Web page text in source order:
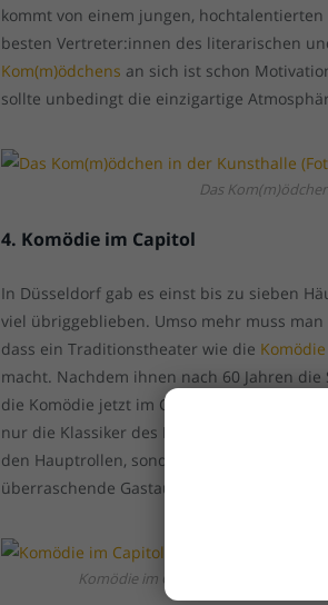
kommt von einem jungen,
besten Vertreter:innen des literarischen
Kom(m)ödchens an sich ist schon
sollte unbedingt die einzigartige
Das
4. Komödie im Capitol
In Düsseldorf gab es einst bis zu sieben
viel übriggeblieben. Umso mehr muss
dass ein Traditionstheater wie die Komödie
macht. Nachdem ihnen nach 60 Jahren
die Komödie jetzt im Capitol-Theater an
nur die Klassiker des Boulevardtheaters,
den Hauptrollen, sondern ganz moderne
überraschende Gastauftritte.
Komödie im Capitol: Das aktuelle